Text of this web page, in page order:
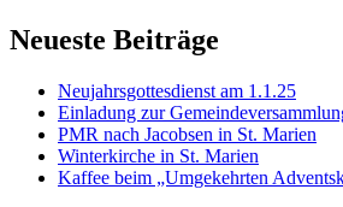
Neueste Beiträge
Neujahrsgottesdienst am 1.1.25
Einladung zur
PMR nach Jacobsen in St. Marien
Winterkirche in St. Marien
Kaffee beim „Umgekehrten